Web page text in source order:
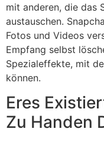
mit anderen, die das
austauschen.
Fotos und Videos
Empfang selbst
Spezialeffekte, mit
können.
Eres
Zu Handen